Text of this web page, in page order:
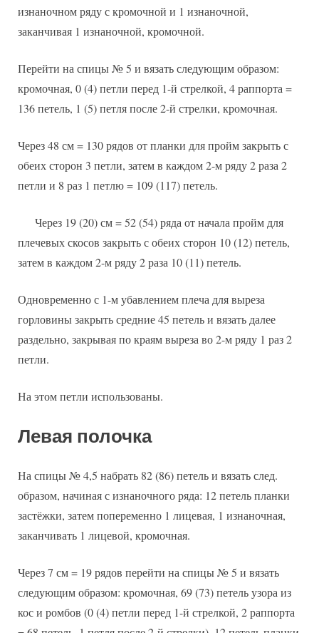
изнаночном ряду с кромочной и 1 изнаночной,
заканчивая 1 изнаночной, кромочной.
Перейти на спицы № 5 и вязать следующим образом:
кромочная, 0 (4) петли перед 1-й стрелкой, 4 раппорта =
136 петель, 1 (5) петля после 2-й стрелки, кромочная.
Через 48 см = 130 рядов от планки для пройм закрыть с
обеих сторон 3 петли, затем в каждом 2-м ряду 2 раза 2
петли и 8 раз 1 петлю = 109 (117) петель.
Через 19 (20) см = 52 (54) ряда от начала пройм для
плечевых скосов закрыть с обеих сторон 10 (12) петель,
затем в каждом 2-м ряду 2 раза 10 (11) петель.
Одновременно с 1-м убавлением плеча для выреза
горловины закрыть средние 45 петель и вязать далее
раздельно, закрывая по краям выреза во 2-м ряду 1 раз 2
петли.
На этом петли использованы.
Левая полочка
На спицы № 4,5 набрать 82 (86) петель и вязать след.
образом, начиная с изнаночного ряда: 12 петель планки
застёжки, затем попеременно 1 лицевая, 1 изнаночная,
заканчивать 1 лицевой, кромочная.
Через 7 см = 19 рядов перейти на спицы № 5 и вязать
следующим образом: кромочная, 69 (73) петель узора из
кос и ромбов (0 (4) петли перед 1-й стрелкой, 2 раппорта